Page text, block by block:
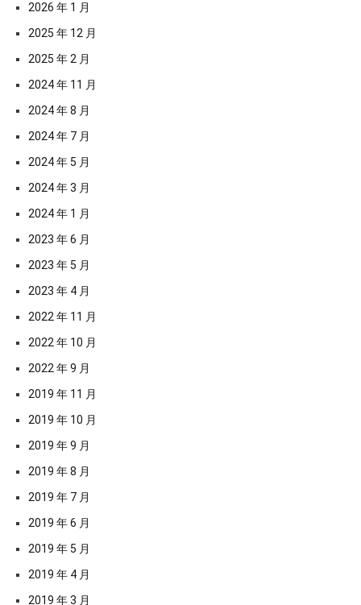
2026 年 1 月
2025 年 12 月
2025 年 2 月
2024 年 11 月
2024 年 8 月
2024 年 7 月
2024 年 5 月
2024 年 3 月
2024 年 1 月
2023 年 6 月
2023 年 5 月
2023 年 4 月
2022 年 11 月
2022 年 10 月
2022 年 9 月
2019 年 11 月
2019 年 10 月
2019 年 9 月
2019 年 8 月
2019 年 7 月
2019 年 6 月
2019 年 5 月
2019 年 4 月
2019 年 3 月